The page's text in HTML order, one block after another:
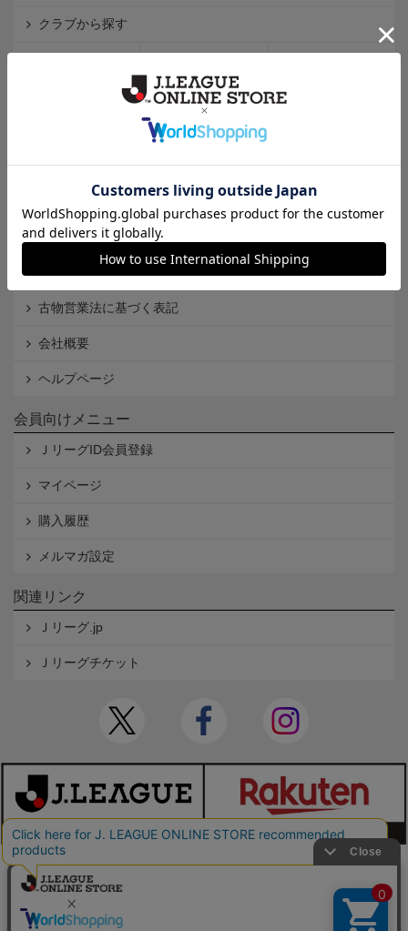
クラブから探す
インフォメーション
Ｊリーグオンラインストアとは
利用規約
Cookieポリシー
特定商取引法に基づく表記
古物営業法に基づく表記
会社概要
ヘルプページ
会員向けメニュー
ＪリーグID会員登録
マイページ
購入履歴
メルマガ設定
関連リンク
Ｊリーグ.jp
Ｊリーグチケット
本サイトで使用している文章・画像等の無断での複製・転載を禁止します。
© JAPAN PROFESSIONAL FOOTBALL LEAGUE Rakuten Group, Inc. ALL RIGHTS RE